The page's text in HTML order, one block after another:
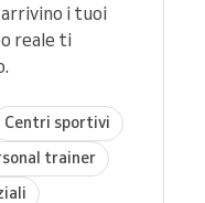
i tuoi
reale ti
Centri sportivi
trainer